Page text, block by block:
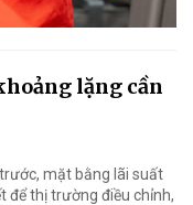
lặng cần
mặt bằng lãi suất
để thị trường điều chỉnh,